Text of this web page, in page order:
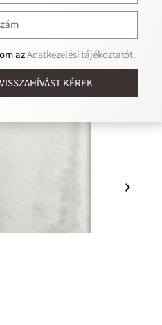
azAdatkezelési tájékoztatót.
VISSZAHÍVÁST KÉREK